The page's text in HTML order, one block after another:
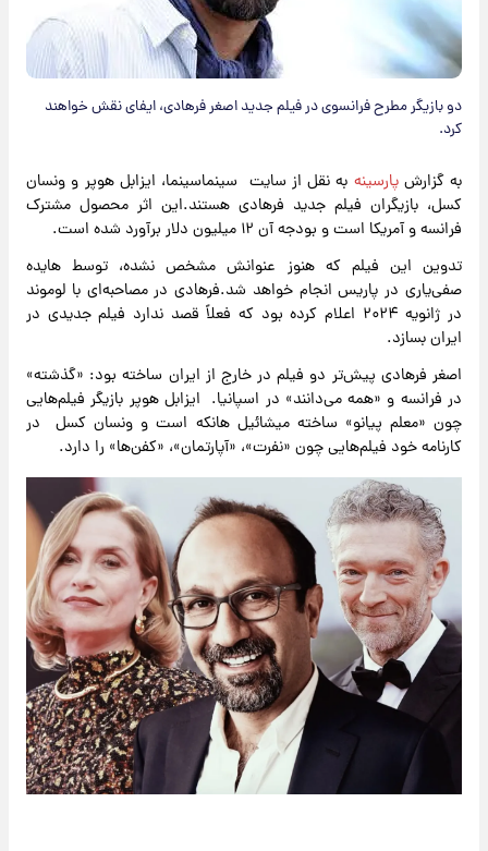
دو بازیگر مطرح فرانسوی در فیلم جدید اصغر فرهادی، ایفای نقش خواهند
کرد.
به گزارشپارسینه به نقل از سایت سینماسینما، ایزابل هوپر و ونسان
کسل، بازیگران فیلم جدید فرهادی هستند.این اثر محصول مشترک
فرانسه و آمریکا است و بودجه آن ۱۲ میلیون دلار برآورد شده است.
تدوین این فیلم که هنوز عنوانش مشخص نشده، توسط هایده
صفی‌یاری در پاریس انجام خواهد شد.فرهادی در مصاحبه‌ای با لوموند
در ژانویه ۲۰۲۴ اعلام کرده بود که فعلاً قصد ندارد فیلم جدیدی در
ایران بسازد.
اصغر فرهادی پیش‌تر دو فیلم در خارج از ایران ساخته بود: «گذشته»
در فرانسه و «همه می‌دانند» در اسپانیا. ایزابل هوپر بازیگر فیلم‌هایی
چون «معلم پیانو» ساخته میشائیل هانکه است و ونسان کسل در
کارنامه خود فیلم‌هایی چون «نفرت»، «آپارتمان»، «کفن‌ها» را دارد.